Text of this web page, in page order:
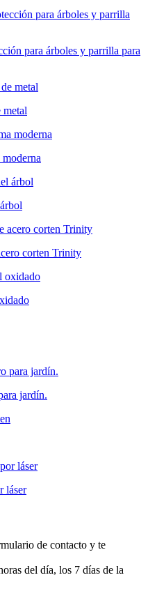
para árboles y parrilla para
metal
corten Trinity
jardín.
láser
de contacto y te
del día, los 7 días de la